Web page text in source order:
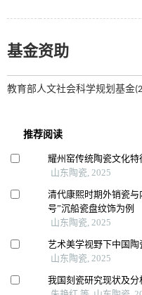
基金资助
教育部人文社会科学规划基金